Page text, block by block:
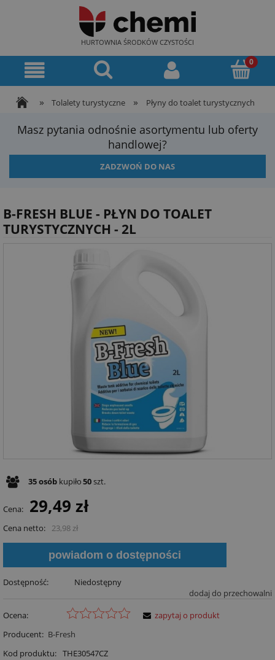
HURTOWNIA ŚRODKÓW CZYSTOŚCI
» Tolalety turystyczne » Płyny do toalet turystycznych
Masz pytania odnośnie asortymentu lub oferty
handlowej?
ZADZWOŃ DO NAS
B-FRESH BLUE - PŁYN DO TOALET
TURYSTYCZNYCH - 2L
35osób kupiło50szt.
Cena: 29,49 zł
Cena netto: 23,98 zł
powiadom o dostępności
Dostępność:
Niedostępny
dodaj do przechowalni
Ocena:
Producent: B-Fresh
Kod produktu: THE30547CZ
zapytaj o produkt